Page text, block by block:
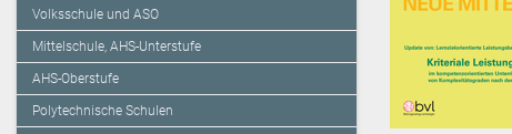
Volksschule und ASO
Mittelschule, AHS-Unterstufe
AHS-Oberstufe
Polytechnische Schulen